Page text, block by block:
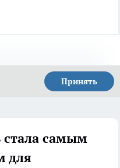
Принять
стала самым
для